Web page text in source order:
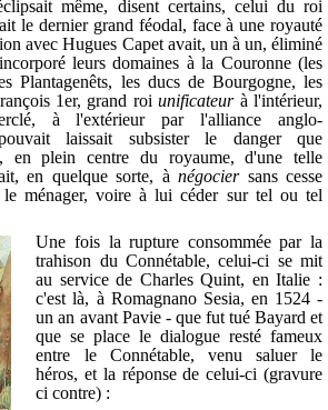
même, disent certains, celui du roi
le dernier grand féodal, face à une royauté
avec Hugues Capet avait, un à un, éliminé
leurs domaines à la Couronne (les
Plantagenêts, les ducs de Bourgogne, les
1er, grand roiunificateurà l'intérieur,
à l'extérieur par l'alliance anglo-
laissait subsister le danger que
en plein centre du royaume, d'une telle
en quelque sorte, ànégociersans cesse
ménager, voire à lui céder sur tel ou tel
Une fois la rupture consommée par la
trahison du Connétable, celui-ci se mit
au service de Charles Quint, en Italie :
c'est là, à Romagnano Sesia, en 1524 -
un an avant Pavie - que fut tué Bayard et
que se place le dialogue resté fameux
entre le Connétable, venu saluer le
héros, et la réponse de celui-ci (gravure
ci contre) :